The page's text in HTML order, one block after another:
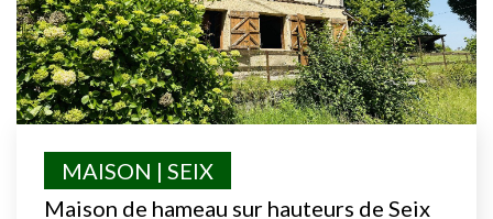
Maison de hameau sur hauteurs de Seix
MAISON | SEIX